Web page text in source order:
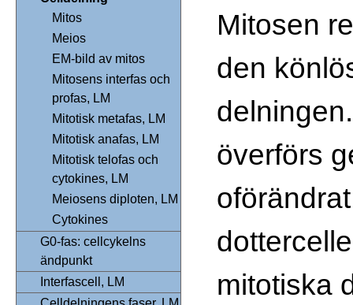
Mitos
Meios
EM-bild av mitos
Mitosens interfas och
profas, LM
Mitotisk metafas, LM
Mitotisk anafas, LM
Mitotisk telofas och
cytokines, LM
Meiosens diploten, LM
Cytokines
G0-fas: cellcykelns
ändpunkt
Interfascell, LM
Mitosen
den
överförs
mitotiska